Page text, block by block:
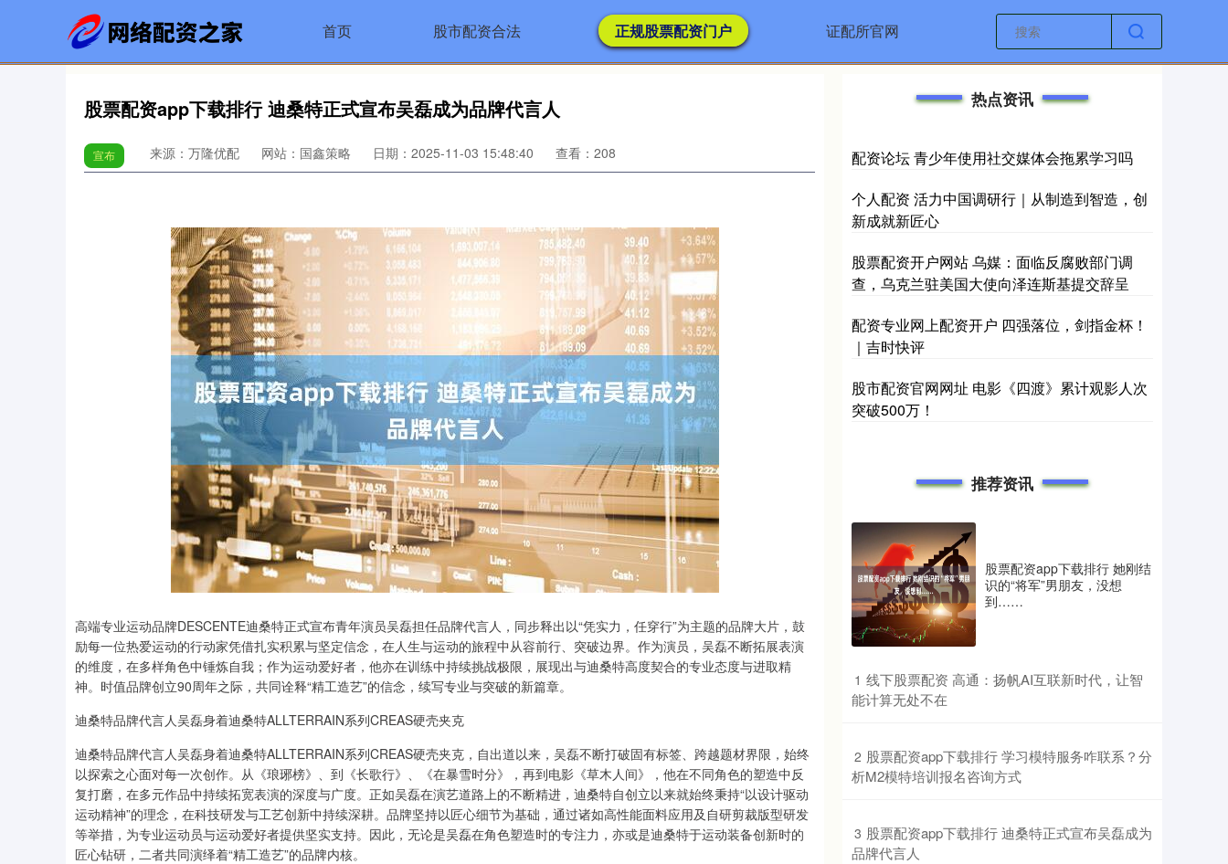
首页 股市配资合法 正规股票配资门户 证配所官网
股票配资app下载排行 迪桑特正式宣布吴磊成为品牌代言人
宣布 来源：万隆优配 网站：国鑫策略 日期：2025-11-03 15:48:40 查看：208
高端专业运动品牌DESCENTE迪桑特正式宣布青年演员吴磊担任品牌代言人，同步释出以“凭实力，任穿行”为主题的品牌大片，鼓
励每一位热爱运动的行动家凭借扎实积累与坚定信念，在人生与运动的旅程中从容前行、突破边界。作为演员，吴磊不断拓展表演
的维度，在多样角色中锤炼自我；作为运动爱好者，他亦在训练中持续挑战极限，展现出与迪桑特高度契合的专业态度与进取精
神。时值品牌创立90周年之际，共同诠释“精工造艺”的信念，续写专业与突破的新篇章。
迪桑特品牌代言人吴磊身着迪桑特ALLTERRAIN系列CREAS硬壳夹克
迪桑特品牌代言人吴磊身着迪桑特ALLTERRAIN系列CREAS硬壳夹克，自出道以来，吴磊不断打破固有标签、跨越题材界限，始终
以探索之心面对每一次创作。从《琅琊榜》、到《长歌行》、《在暴雪时分》，再到电影《草木人间》，他在不同角色的塑造中反
复打磨，在多元作品中持续拓宽表演的深度与广度。正如吴磊在演艺道路上的不断精进，迪桑特自创立以来就始终秉持“以设计驱动
运动精神”的理念，在科技研发与工艺创新中持续深耕。品牌坚持以匠心细节为基础，通过诸如高性能面料应用及自研剪裁版型研发
等举措，为专业运动员与运动爱好者提供坚实支持。因此，无论是吴磊在角色塑造时的专注力，亦或是迪桑特于运动装备创新时的
匠心钻研，二者共同演绎着“精工造艺”的品牌内核。
热点资讯
配资论坛 青少年使用社交媒体会拖累学习吗
个人配资 活力中国调研行｜从制造到智造，创
新成就新匠心
股票配资开户网站 乌媒：面临反腐败部门调
查，乌克兰驻美国大使向泽连斯基提交辞呈
配资专业网上配资开户 四强落位，剑指金杯！
｜吉时快评
股市配资官网网址 ​电影《四渡》累计观影人次
突破500万！
推荐资讯
股票配资app下载排行 她刚结
识的“将军”男朋友，没想
到……
1 ​线下股票配资 高通：扬帆AI互联新时代，让智
能计算无处不在
2 ​股票配资app下载排行 学习模特服务咋联系？分
析M2模特培训报名咨询方式
3 ​股票配资app下载排行 迪桑特正式宣布吴磊成为
品牌代言人